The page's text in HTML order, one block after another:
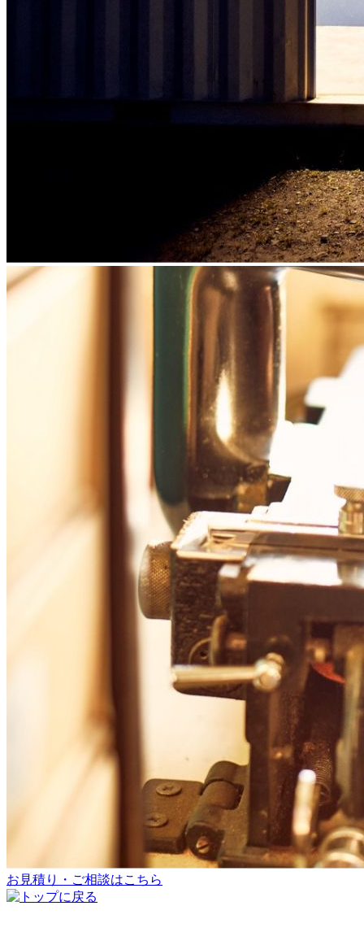
お見積り・ご相談はこちら